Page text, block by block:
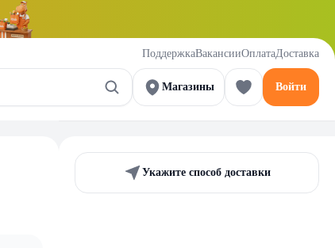
ПоддержкаВакансииОплатаДоставка
Магазины Войти
Укажите способ доставки